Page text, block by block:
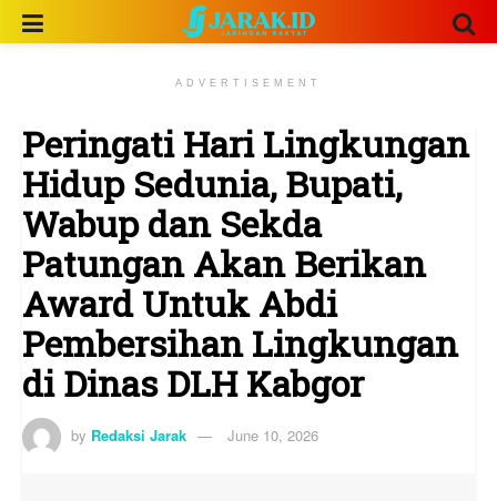
ADVERTISEMENT
Peringati Hari Lingkungan
Hidup Sedunia, Bupati,
Wabup dan Sekda
Patungan Akan Berikan
Award Untuk Abdi
Pembersihan Lingkungan
di Dinas DLH Kabgor
by Redaksi Jarak June 10, 2026